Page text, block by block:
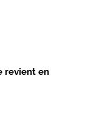
revient en